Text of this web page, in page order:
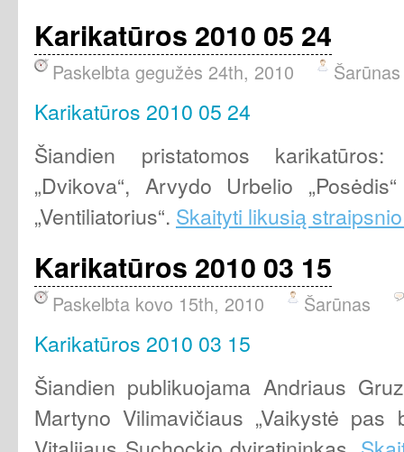
Karikatūros 2010 05 24
Paskelbta gegužės 24th, 2010 Šarūnas
Karikatūros 2010 05 24
Šiandien pristatomos karikatūros:
„Dvikova“, Arvydo Urbelio
„Ventiliatorius“. Skaityti likusią
Karikatūros 2010 03 15
Paskelbta kovo 15th, 2010 Šarūnas
Karikatūros 2010 03 15
Šiandien publikuojama Andriaus
Martyno Vilimavičiaus „Vaikystė pas